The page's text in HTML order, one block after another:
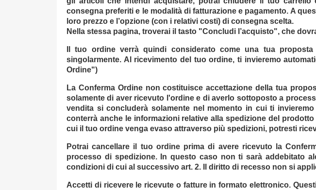
consegna preferiti e le modalità di fatturazione e pagamento. A
loro prezzo e l’opzione (con i relativi costi) di consegna scelta.
Nella stessa pagina, troverai il tasto "Concludi l’acquisto", che
Il tuo ordine verrà quindi considerato come una tua
singolarmente. Al ricevimento del tuo ordine, ti invieremo
Ordine")
La Conferma Ordine non costituisce accettazione della tua
solamente di aver ricevuto l'ordine e di averlo sottoposto a
vendita si concluderà solamente nel momento in cui ti
conterrà anche le informazioni relative alla spedizione del
cui il tuo ordine venga evaso attraverso più spedizioni, potresti
Potrai cancellare il tuo ordine prima di avere ricevuto la
processo di spedizione. In questo caso non ti sarà addebitato
condizioni di cui al successivo art. 2. Il diritto di recesso non si
Accetti di ricevere le ricevute o fatture in formato elettronico.